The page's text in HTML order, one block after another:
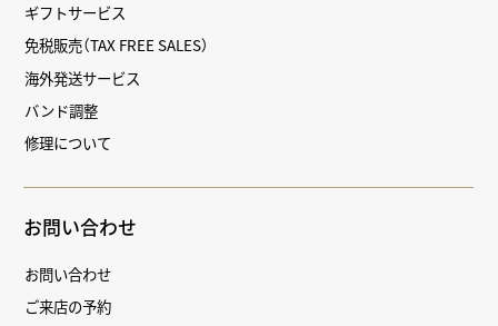
ギフトサービス
免税販売（TAX FREE SALES）
海外発送サービス
バンド調整
修理について
お問い合わせ
お問い合わせ
ご来店の予約